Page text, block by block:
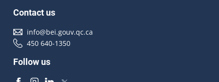
Contact us
info@bei.gouv.qc.ca
450 640-1350
Follow us